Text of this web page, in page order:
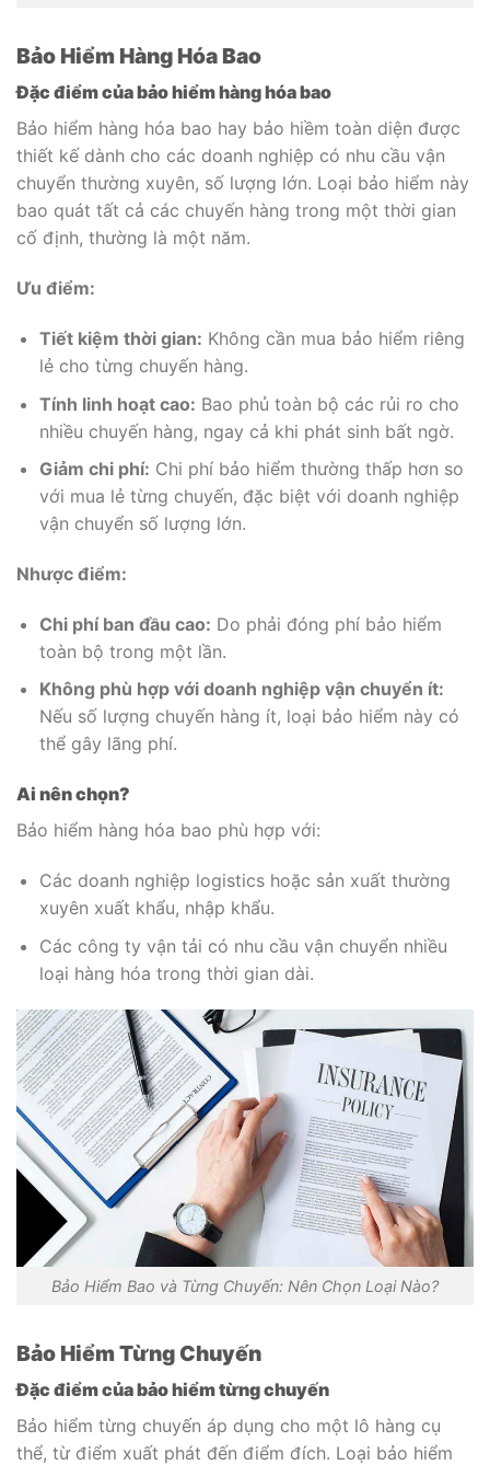
Bảo Hiểm Hàng Hóa Bao
Đặc điểm của bảo hiểm hàng hóa bao
Bảo hiểm hàng hóa bao hay bảo hiềm toàn diện được
thiết kế dành cho các doanh nghiệp có nhu cầu vận
chuyển thường xuyên, số lượng lớn. Loại bảo hiểm này
bao quát tất cả các chuyến hàng trong một thời gian
cố định, thường là một năm.
Ưu điểm:
Tiết kiệm thời gian: Không cần mua bảo hiểm riêng
lẻ cho từng chuyến hàng.
Tính linh hoạt cao: Bao phủ toàn bộ các rủi ro cho
nhiều chuyến hàng, ngay cả khi phát sinh bất ngờ.
Giảm chi phí: Chi phí bảo hiểm thường thấp hơn so
với mua lẻ từng chuyến, đặc biệt với doanh nghiệp
vận chuyển số lượng lớn.
Nhược điểm:
Chi phí ban đầu cao: Do phải đóng phí bảo hiểm
toàn bộ trong một lần.
Không phù hợp với doanh nghiệp vận chuyển ít:
Nếu số lượng chuyến hàng ít, loại bảo hiểm này có
thể gây lãng phí.
Ai nên chọn?
Bảo hiểm hàng hóa bao phù hợp với:
Các doanh nghiệp logistics hoặc sản xuất thường
xuyên xuất khẩu, nhập khẩu.
Các công ty vận tải có nhu cầu vận chuyển nhiều
loại hàng hóa trong thời gian dài.
Bảo Hiểm Bao và Từng Chuyến: Nên Chọn Loại Nào?
Bảo Hiểm Từng Chuyến
Đặc điểm của bảo hiểm từng chuyến
Bảo hiểm từng chuyến áp dụng cho một lô hàng cụ
thể, từ điểm xuất phát đến điểm đích. Loại bảo hiểm